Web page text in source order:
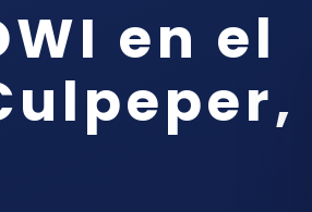
en el